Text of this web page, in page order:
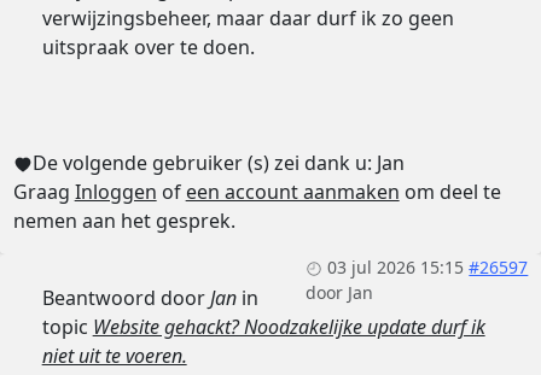
verwijzingsbeheer, maar daar durf ik zo geen
uitspraak over te doen.
De volgende gebruiker (s) zei dank u: Jan
Graag Inloggen of een account aanmaken om deel te
nemen aan het gesprek.
03 jul 2026 15:15 #26597
door Jan
Beantwoord doorJanin
topic Website gehackt? Noodzakelijke update durf ik
niet uit te voeren.